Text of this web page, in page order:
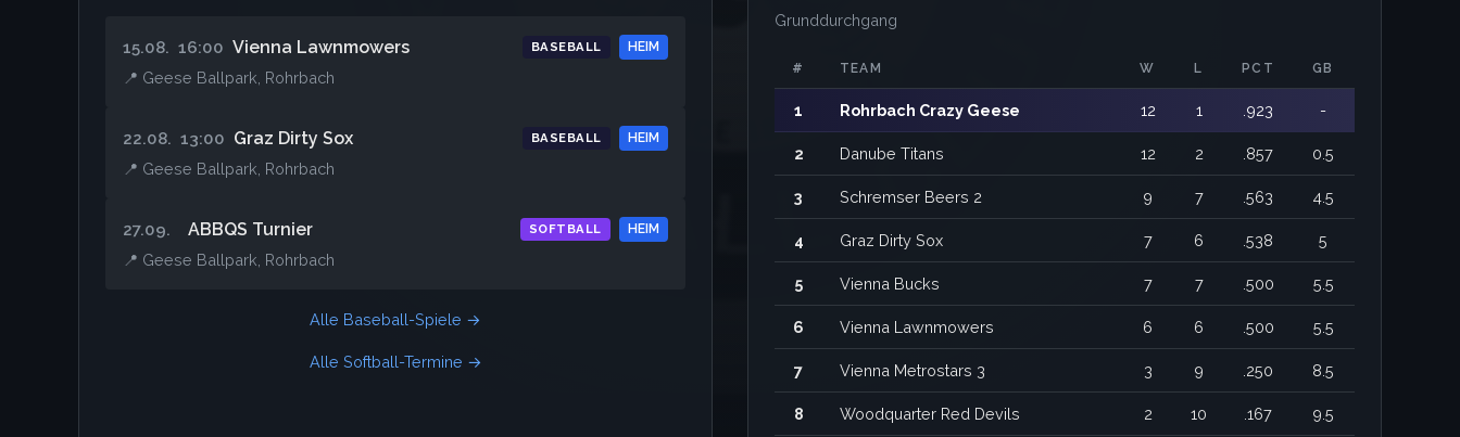
15.08. 16:00 Vienna Lawnmowers BASEBALL HEIM
📍 Geese Ballpark, Rohrbach
22.08. 13:00 Graz Dirty Sox BASEBALL HEIM
📍 Geese Ballpark, Rohrbach
27.09. ABBQS Turnier SOFTBALL HEIM
📍 Geese Ballpark, Rohrbach
Alle Baseball-Spiele →
Alle Softball-Termine →
Grunddurchgang
# TEAM W L PCT GB
1 Rohrbach Crazy Geese 12 1 .923 -
2 Danube Titans 12 2 .857 0.5
3 Schremser Beers 2 9 7 .563 4.5
4 Graz Dirty Sox 7 6 .538 5
5 Vienna Bucks 7 7 .500 5.5
6 Vienna Lawnmowers 6 6 .500 5.5
7 Vienna Metrostars 3 3 9 .250 8.5
8 Woodquarter Red Devils 2 10 .167 9.5